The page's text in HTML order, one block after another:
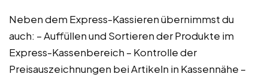
Neben dem Express-Kassieren übernimmst du
auch: – Auffüllen und Sortieren der Produkte im
Express-Kassenbereich – Kontrolle der
Preisauszeichnungen bei Artikeln in Kassennähe –